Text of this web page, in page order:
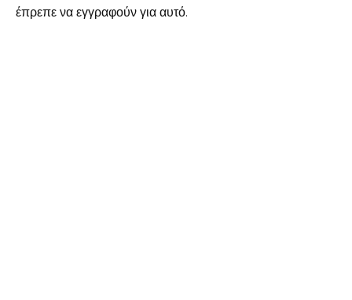
έπρεπε να εγγραφούν για αυτό.